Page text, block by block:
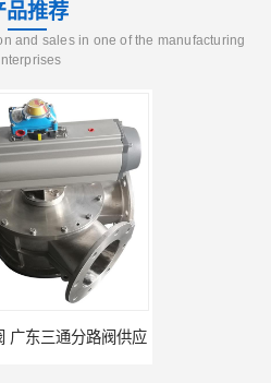
品推荐
and sales in one of the manufacturing
河南换向阀供货商 气动球阀